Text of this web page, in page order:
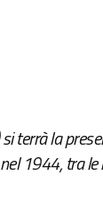
terrà la
1944, tra